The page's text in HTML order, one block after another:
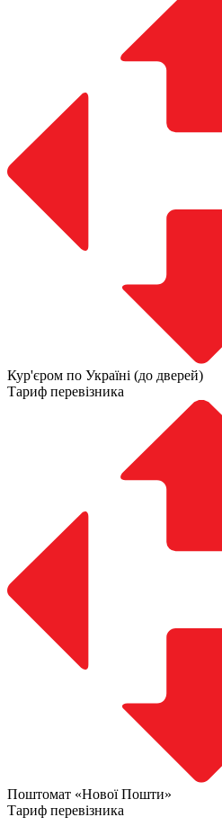
Кур'єром по Україні (до дверей)
Тариф перевізника
Поштомат «Нової Пошти»
Тариф перевізника